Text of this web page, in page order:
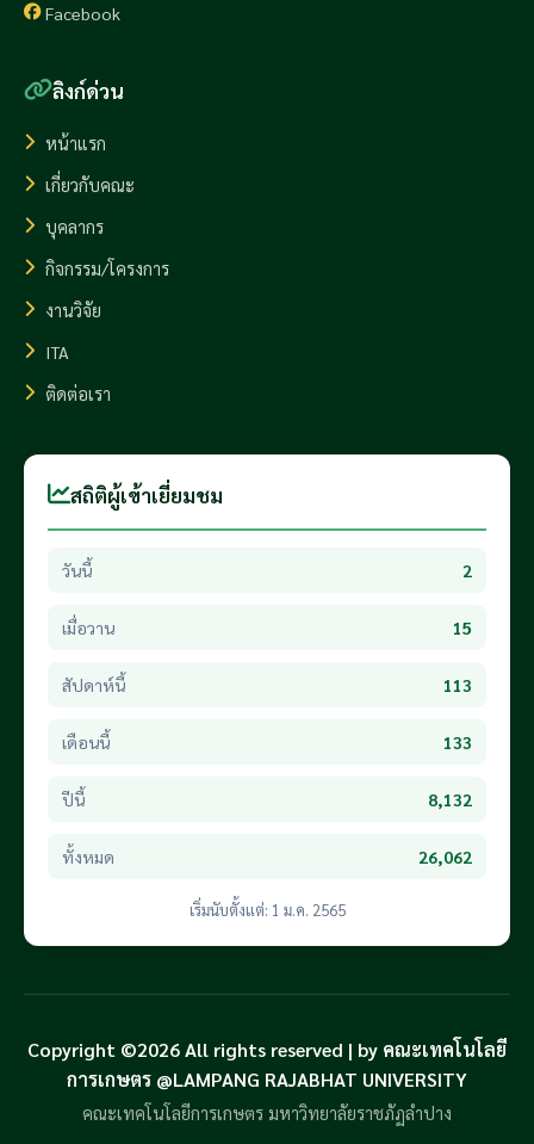
Facebook
ลิงก์ด่วน
หน้าแรก
เกี่ยวกับคณะ
บุคลากร
กิจกรรม/โครงการ
งานวิจัย
ITA
ติดต่อเรา
สถิติผู้เข้าเยี่ยมชม
วันนี้ 2
เมื่อวาน 15
สัปดาห์นี้ 113
เดือนนี้ 133
ปีนี้ 8,132
ทั้งหมด 26,062
เริ่มนับตั้งแต่: 1 ม.ค. 2565
Copyright ©2026 All rights reserved | by คณะเทคโนโลยี
การเกษตร @LAMPANG RAJABHAT UNIVERSITY
คณะเทคโนโลยีการเกษตร มหาวิทยาลัยราชภัฏลำปาง